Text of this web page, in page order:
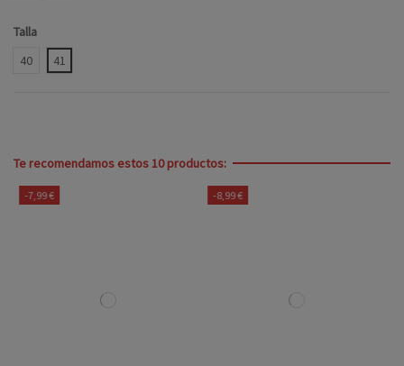
Talla
40
41
Te recomendamos estos 10 productos:
-7,99 € -8,99 €